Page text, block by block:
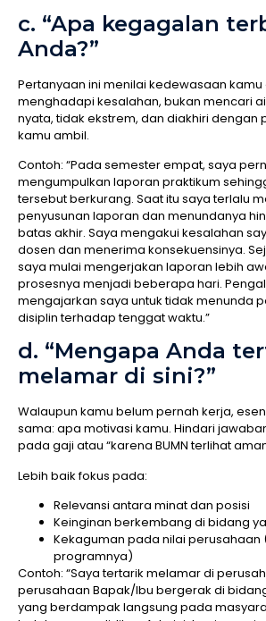
c. “Apa kegagalan
Anda?”
Pertanyaan ini menilai kedewasaan
menghadapi kesalahan, bukan mencari
nyata, tidak ekstrem, dan diakhiri dengan
kamu ambil.
Contoh: “Pada semester empat, saya
mengumpulkan laporan praktikum
tersebut berkurang. Saat itu saya terlalu
penyusunan laporan dan menundanya
batas akhir. Saya mengakui kesalahan
dosen dan menerima konsekuensinya.
saya mulai mengerjakan laporan lebih
prosesnya menjadi beberapa hari.
mengajarkan saya untuk tidak menunda
disiplin terhadap tenggat waktu.”
d. “Mengapa Anda
melamar di sini?”
Walaupun kamu belum pernah kerja,
sama: apa motivasi kamu. Hindari
pada gaji atau “karena BUMN terlihat
Lebih baik fokus pada:
Relevansi antara minat dan posisi
Keinginan berkembang di bidang
Kekaguman pada nilai perusahaan
programnya)
Contoh: “Saya tertarik melamar di
perusahaan Bapak/Ibu bergerak di
yang berdampak langsung pada